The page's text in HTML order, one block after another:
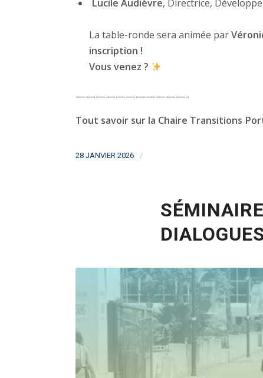
Lucile Audièvre, Directrice,
La table-ronde sera animée par
inscription !
Vous venez ?
———————————-
Tout savoir sur la Chaire Transitions
28 JANVIER 2026 /